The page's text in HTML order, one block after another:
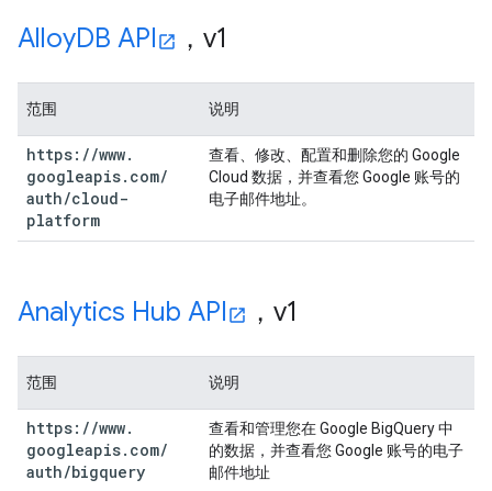
AlloyDB API ，v1
范围 说明
https: //www.
googleapis. com/
auth/cloud-
platform
查看、修改、配置和删除您的 Google
Cloud 数据，并查看您 Google 账号的
电子邮件地址。
Analytics Hub API ，v1
范围 说明
https: //www.
googleapis. com/
auth/bigquery
查看和管理您在 Google BigQuery 中
的数据，并查看您 Google 账号的电子
邮件地址